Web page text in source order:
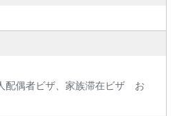
配偶者ビザ、家族滞在ビザ お